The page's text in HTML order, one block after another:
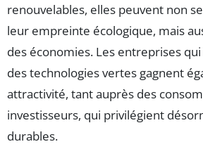
renouvelables, elles peuvent non
leur empreinte écologique, mais
des économies. Les entreprises
des technologies vertes gagnent
attractivité, tant auprès des
investisseurs, qui privilégient
durables.